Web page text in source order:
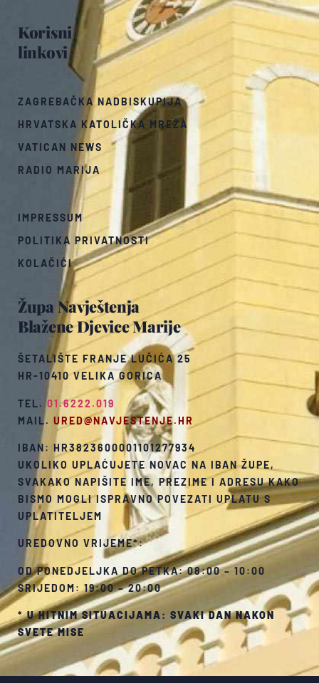
Župa Navještenja
Blažene Djevice Marije
ŠETALIŠTE FRANJE LUČIĆA 25
HR-10410 VELIKA GORICA
TEL.01.6222.019
MAIL. URED@NAVJESTENJE.HR
IBAN: HR3823600001101277934
UKOLIKO UPLAĆUJETE NOVAC NA IBAN ŽUPE,
SVAKAKO NAPIŠITE IME, PREZIME I ADRESU KAKO
BISMO MOGLI ISPRAVNO POVEZATI UPLATU S
UPLATITELJEM
UREDOVNO VRIJEME*:
OD PONEDJELJKA DO PETKA: 08:00 – 10:00
SRIJEDOM: 19:00 – 20:00
*U HITNIM SITUACIJAMA: SVAKI DAN NAKON
SVETE MISE
Korisni
linkovi
ZAGREBAČKA NADBISKUPIJA
HRVATSKA KATOLIČKA MREŽA
VATICAN NEWS
RADIO MARIJA
IMPRESSUM
POLITIKA PRIVATNOSTI
KOLAČIĆI